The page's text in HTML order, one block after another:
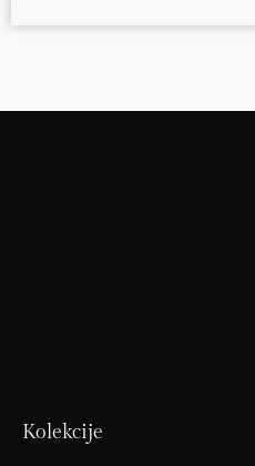
Kolekcije